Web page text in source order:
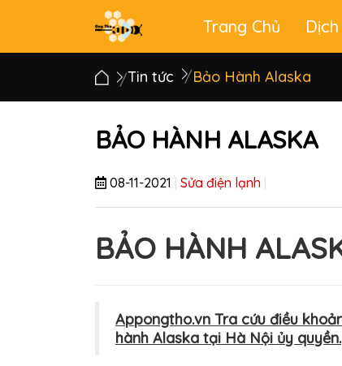
Main
menu
Trang Chủ
Tin tức Bảo Hành Alaska
BẢO HÀNH ALASKA
08-11-2021 Sửa điện lạnh
BẢO HÀNH
Appongtho.vn Tra cứu điều
hành Alaska tại Hà Nội ủy quyền.